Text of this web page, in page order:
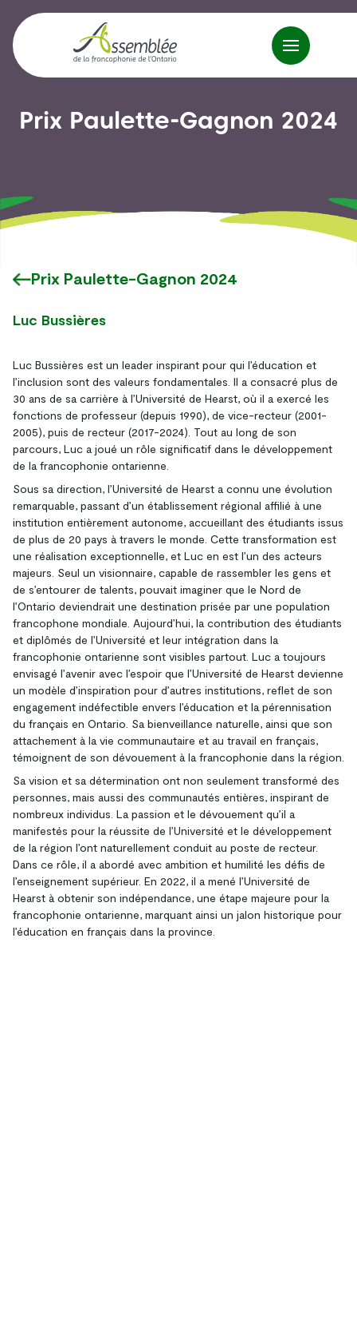
Prix Paulette-Gagnon 2024
Prix Paulette-Gagnon 2024
Luc Bussières
Luc Bussières est un leader inspirant pour qui l’éducation et
l’inclusion sont des valeurs fondamentales. Il a consacré plus de
30 ans de sa carrière à l’Université de Hearst, où il a exercé les
fonctions de professeur (depuis 1990), de vice-recteur (2001-
2005), puis de recteur (2017-2024). Tout au long de son
parcours, Luc a joué un rôle significatif dans le développement
de la francophonie ontarienne.
Sous sa direction, l’Université de Hearst a connu une évolution
remarquable, passant d’un établissement régional affilié à une
institution entièrement autonome, accueillant des étudiants issus
de plus de 20 pays à travers le monde. Cette transformation est
une réalisation exceptionnelle, et Luc en est l’un des acteurs
majeurs. Seul un visionnaire, capable de rassembler les gens et
de s’entourer de talents, pouvait imaginer que le Nord de
l’Ontario deviendrait une destination prisée par une population
francophone mondiale. Aujourd’hui, la contribution des étudiants
et diplômés de l’Université et leur intégration dans la
francophonie ontarienne sont visibles partout. Luc a toujours
envisagé l’avenir avec l’espoir que l’Université de Hearst devienne
un modèle d’inspiration pour d’autres institutions, reflet de son
engagement indéfectible envers l’éducation et la pérennisation
du français en Ontario. Sa bienveillance naturelle, ainsi que son
attachement à la vie communautaire et au travail en français,
témoignent de son dévouement à la francophonie dans la région.
Sa vision et sa détermination ont non seulement transformé des
personnes, mais aussi des communautés entières, inspirant de
nombreux individus. La passion et le dévouement qu’il a
manifestés pour la réussite de l’Université et le développement
de la région l’ont naturellement conduit au poste de recteur.
Dans ce rôle, il a abordé avec ambition et humilité les défis de
l’enseignement supérieur. En 2022, il a mené l’Université de
Hearst à obtenir son indépendance, une étape majeure pour la
francophonie ontarienne, marquant ainsi un jalon historique pour
l’éducation en français dans la province.